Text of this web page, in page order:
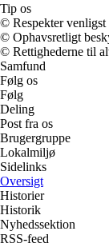
Tip os
© Respekter venligst
© Ophavsretligt
© Rettighederne til
Samfund
Følg os
Følg
Deling
Post fra os
Brugergruppe
Lokalmiljø
Sidelinks
Oversigt
Historier
Historik
Nyhedssektion
RSS-feed